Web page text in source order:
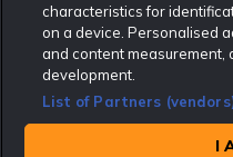
Rekatochklart.com är Sveriges ledande
Rekatochklart som en av världens bästa
Oscarsgala EGR Awards.
Rekatochklart är oberoende och ej
speltips, unika insättningsbonusar och
spelbolagen. En spelbok, spelskola,
populära klotterplank.
Har du några frågor är du välkommen att
characteristics for
on a device. Personalised
and content
development.
List of Partners
I